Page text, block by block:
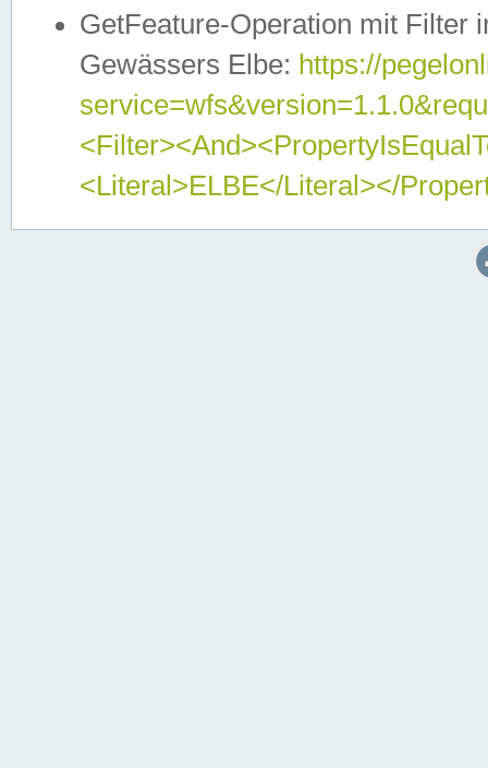
GetFeature-Operation mit Filter
Gewässers Elbe: https://
<Literal>ELBE</Literal></